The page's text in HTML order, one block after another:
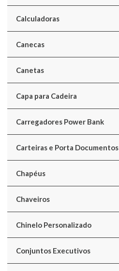
Calculadoras
Canecas
Canetas
Capa para Cadeira
Carregadores Power Bank
Carteiras e Porta Documentos
Chapéus
Chaveiros
Chinelo Personalizado
Conjuntos Executivos